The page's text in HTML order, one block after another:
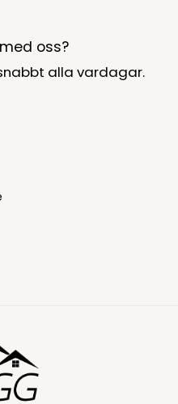
oss?
snabbt alla vardagar.